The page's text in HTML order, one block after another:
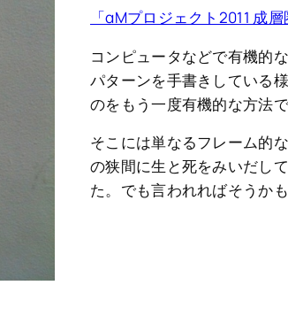
「αMプロジェクト2011 成
コンピュータなどで有機的
パターンを手書きしている
のをもう一度有機的な方法
そこには単なるフレーム的
の狭間に生と死をみいだし
た。でも言われればそうか